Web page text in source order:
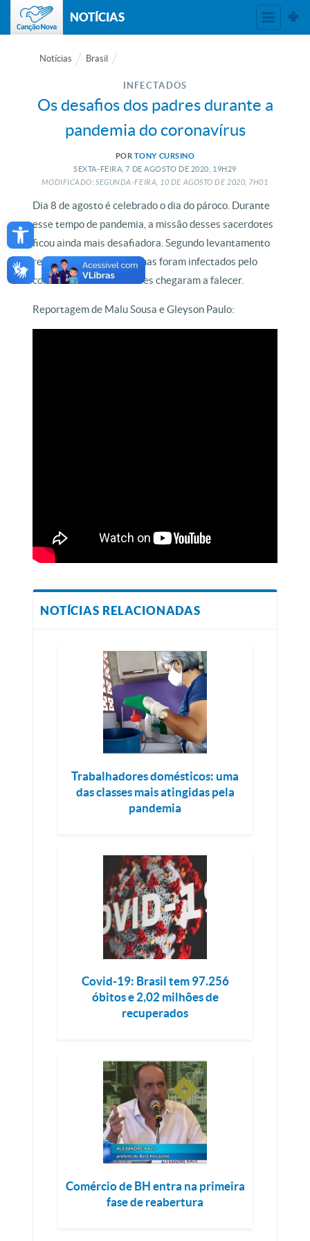
Open toolbar
NOTÍCIAS
Notícias Brasil
INFECTADOS
Os desafios dos padres durante a
pandemia do coronavírus
POR TONY CURSINO
SEXTA-FEIRA, 7 DE AGOSTO DE 2020, 19H29
MODIFICADO: SEGUNDA-FEIRA, 10 DE AGOSTO DE2020, 7H01
Dia 8 de agosto é celebrado o dia do pároco. Durante
esse tempo de pandemia, a missão desses sacerdotes
ficou ainda mais desafiadora. Segundo levantamento
recente da CNBB, centenas foram infectados pelo
coronavírus e muitos deles chegaram a falecer.
Reportagem de Malu Sousa e Gleyson Paulo:
NOTÍCIAS RELACIONADAS
Trabalhadores domésticos: uma
das classes mais atingidas pela
pandemia
Covid-19: Brasil tem 97.256
óbitos e 2,02 milhões de
recuperados
Comércio de BH entra na primeira
fase de reabertura